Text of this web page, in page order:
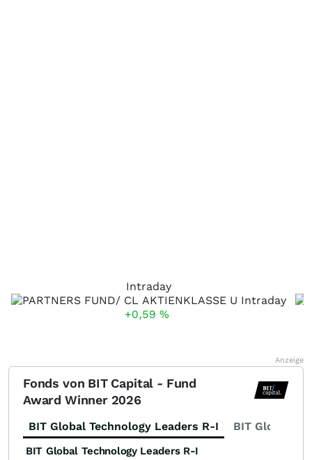
Intraday
+0,59 %
Anzeige
Fonds von BIT Capital - Fund
Award Winner 2026
BIT Global Technology Leaders R-I BIT Global
BIT Global Technology Leaders R-I